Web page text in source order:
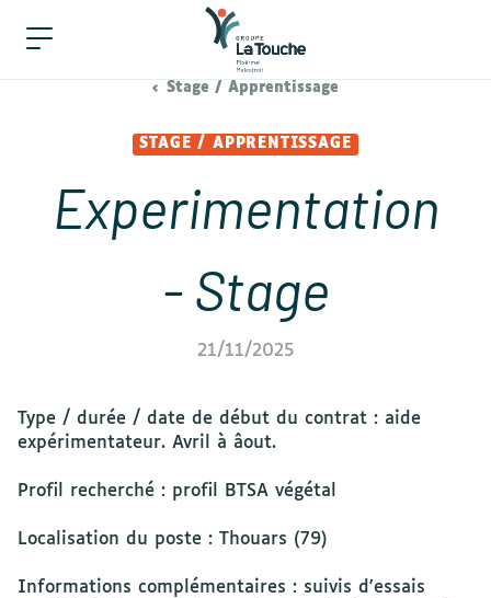
Stage / Apprentissage
STAGE / APPRENTISSAGE
Experimentation
- Stage
21/11/2025
Type / durée / date de début du contrat : aide
expérimentateur. Avril à âout.
Profil recherché : profil BTSA végétal
Localisation du poste : Thouars (79)
Informations complémentaires : suivis d'essais